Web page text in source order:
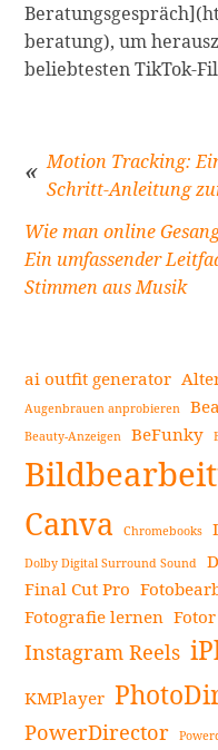
beratung), um
beliebtesten TikTok-
Motion Tracking:
Schritt-Anleitung
Wie man online
Ein umfassender
Stimmen aus Musik
Seitenleiste
ai outfit generator
Augenbrauen anprobieren
Beauty-Anzeigen BeFunky
Canva Chromebooks
Dolby Digital Surround Sound
Final Cut Pro
Fotografie lernen Fotor
Instagram Reels
KMPlayer
PowerDirector